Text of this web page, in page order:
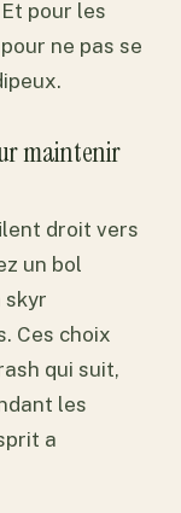
pour les
ne pas se
maintenir
droit vers
un bol
skyr
Ces choix
qui suit,
les
a